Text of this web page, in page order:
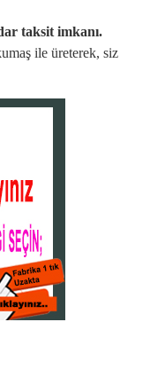
taksit imkanı.
ile üreterek, siz